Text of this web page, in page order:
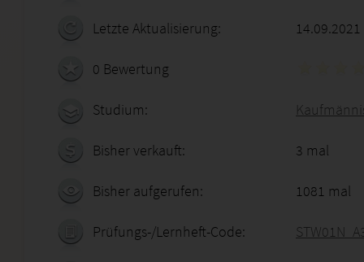
Letzte Aktualisierung: 14.09.2021
0 Bewertung
Studium:
Bisher verkauft: 3 mal
Bisher aufgerufen: 1081 mal
Prüfungs-/Lernheft-Code: